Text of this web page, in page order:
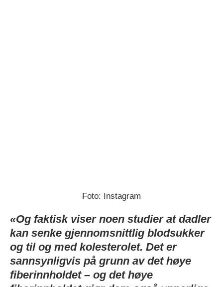
Foto: Instagram
«Og faktisk viser noen studier at dadler
kan senke gjennomsnittlig blodsukker
og til og med kolesterolet. Det er
sannsynligvis på grunn av det høye
fiberinnholdet – og det høye